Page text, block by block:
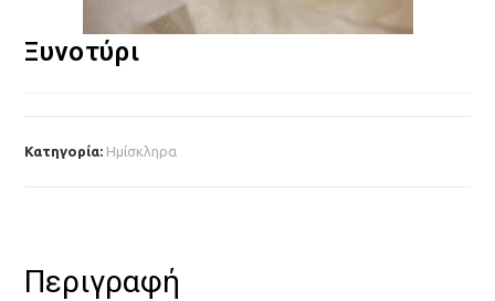
Ξυνοτύρι
Κατηγορία: Ημίσκληρα
Περιγραφή